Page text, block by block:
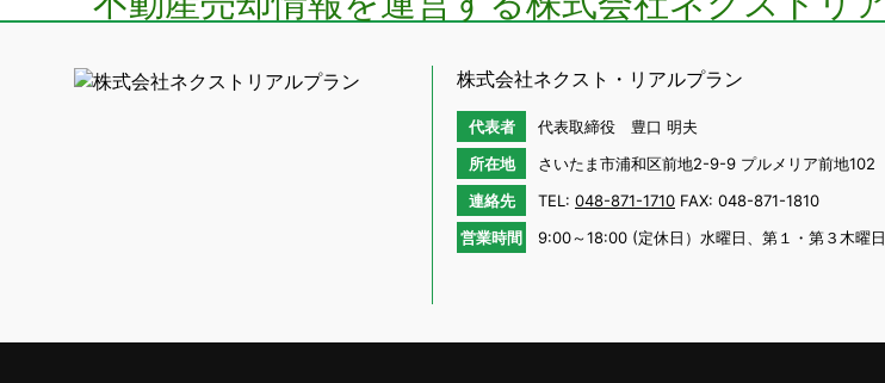
株式会社ネクスト・リアルプラン
代表者
代表取締役 豊口 明夫
所在地
さいたま市浦和区前地2-9-9 プルメリア前地102
連絡先
TEL: 048-871-1710 FAX: 048-871-1810
営業時間
9:00～18:00 (定休日）水曜日、第１・第３木曜日